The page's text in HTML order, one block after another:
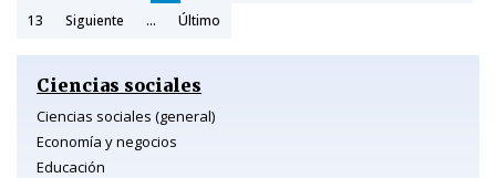
13
Siguiente ... Último
Ciencias sociales
Ciencias sociales (general)
Economía y negocios
Educación